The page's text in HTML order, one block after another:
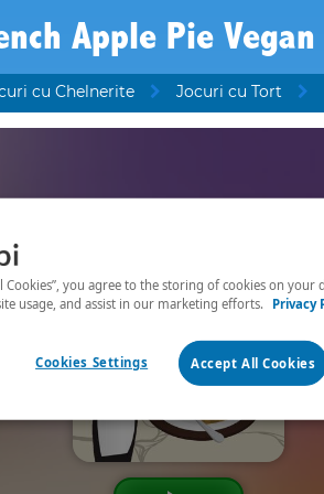
Apple Pie Vegan
cu Chelnerite Jocuri cu Tort